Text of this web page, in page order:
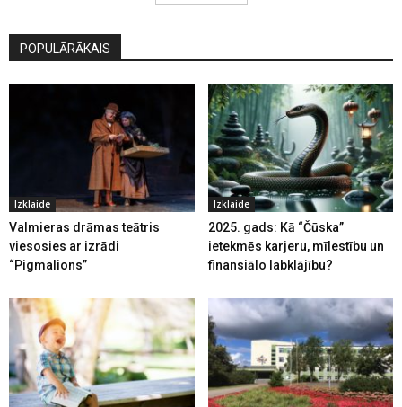
POPULĀRĀKAIS
Izklaide
Valmieras drāmas teātris
viesosies ar izrādi
“Pigmalions”
Izklaide
2025. gads: Kā “Čūska”
ietekmēs karjeru, mīlestību un
finansiālo labklājību?